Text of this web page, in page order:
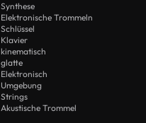
Synthese
Elektronische Trommeln
Schlüssel
Klavier
kinematisch
glatte
Elektronisch
Umgebung
Strings
Akustische Trommel